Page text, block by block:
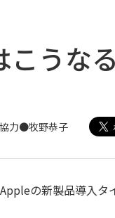
うなる
力●牧野恭子
の新製品導入タ